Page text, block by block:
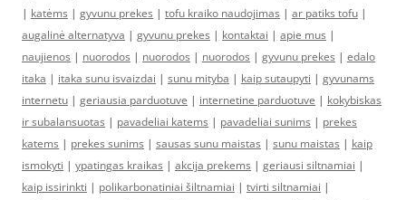
| katėms | gyvunu prekes | tofu kraiko naudojimas | ar patiks tofu |
augalinė alternatyva | gyvunu prekes | kontaktai | apie mus |
naujienos | nuorodos | nuorodos | nuorodos | gyvunu prekes | edalo
itaka | itaka sunu isvaizdai | sunu mityba | kaip sutaupyti | gyvunams
internetu | geriausia parduotuve | internetine parduotuve | kokybiskas
ir subalansuotas | pavadeliai katems | pavadeliai sunims | prekes
katems | prekes sunims | sausas sunu maistas | sunu maistas | kaip
ismokyti | ypatingas kraikas | akcija prekems | geriausi siltnamiai |
kaip issirinkti | polikarbonatiniai šiltnamiai | tvirti siltnamiai |